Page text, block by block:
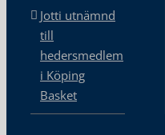
Jotti utnämnd
till
hedersmedlem
i Köping
Basket